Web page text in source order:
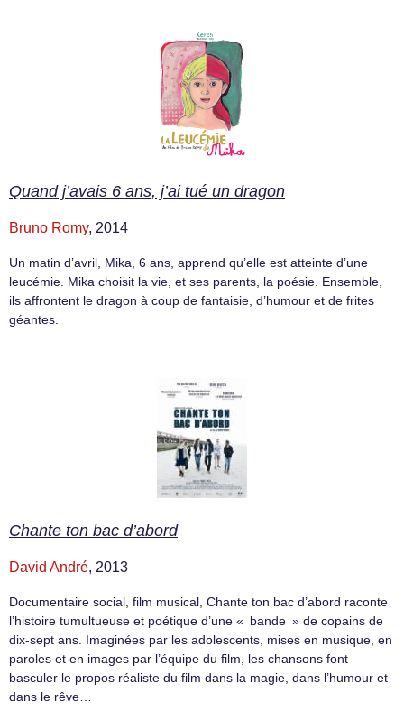
Quand j’avais 6 ans, j’ai tué un dragon
Bruno Romy, 2014
Un matin d’avril, Mika, 6 ans, apprend qu’elle est atteinte d’une
leucémie. Mika choisit la vie, et ses parents, la poésie. Ensemble,
ils affrontent le dragon à coup de fantaisie, d’humour et de frites
géantes.
Chante ton bac d’abord
David André, 2013
Documentaire social, film musical, Chante ton bac d’abord raconte
l’histoire tumultueuse et poétique d’une « bande » de copains de
dix-sept ans. Imaginées par les adolescents, mises en musique, en
paroles et en images par l’équipe du film, les chansons font
basculer le propos réaliste du film dans la magie, dans l’humour et
dans le rêve…